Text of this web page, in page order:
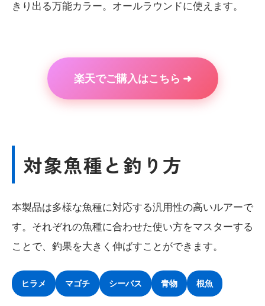
きり出る万能カラー。オールラウンドに使えます。
楽天でご購入はこちら ➜
対象魚種と釣り方
本製品は多様な魚種に対応する汎用性の高いルアーで
す。それぞれの魚種に合わせた使い方をマスターする
ことで、釣果を大きく伸ばすことができます。
ヒラメ マゴチ シーバス 青物 根魚